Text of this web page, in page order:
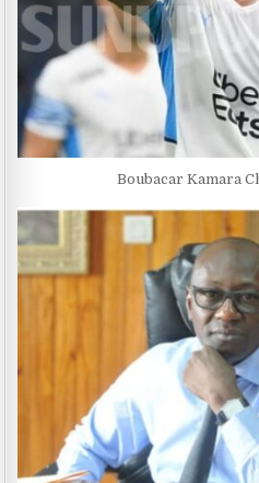
Boubacar Kamara